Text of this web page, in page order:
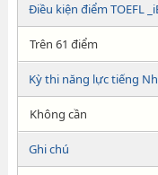
Điều kiện điểm TOEFL
Trên 61 điểm
Kỳ thi năng lực tiếng
Không cần
Ghi chú